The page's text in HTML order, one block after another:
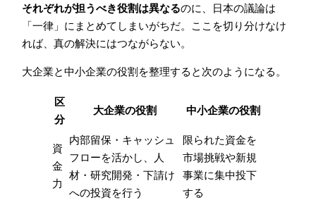
それぞれが担うべき役割は異なるのに、日本の議論は
「一律」にまとめてしまいがちだ。ここを切り分けなけ
れば、真の解決にはつながらない。
大企業と中小企業の役割を整理すると次のようになる。
区
分
大企業の役割 中小企業の役割
資
金
力
内部留保・キャッシュ
フローを活かし、人
材・研究開発・下請け
への投資を行う
限られた資金を
市場挑戦や新規
事業に集中投下
する